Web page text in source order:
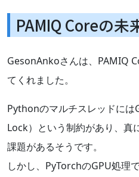
PAMIQ Coreの未
GesonAnkoさんは、PAMIQ
てくれました。
Pythonのマルチスレッドに
Lock）という制約があり、真
課題があるそうです。
しかし、PyTorchのGPU処理